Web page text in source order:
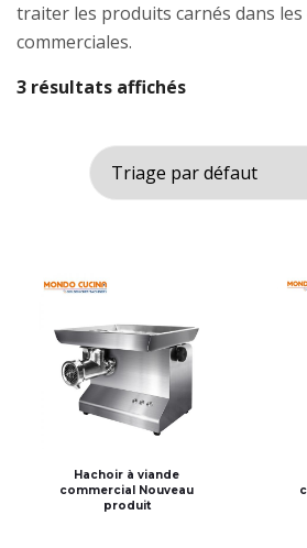
traiter les produits carnés dans les
commerciales.
3 résultats affichés
Hachoir à viande
commercial Nouveau
produit